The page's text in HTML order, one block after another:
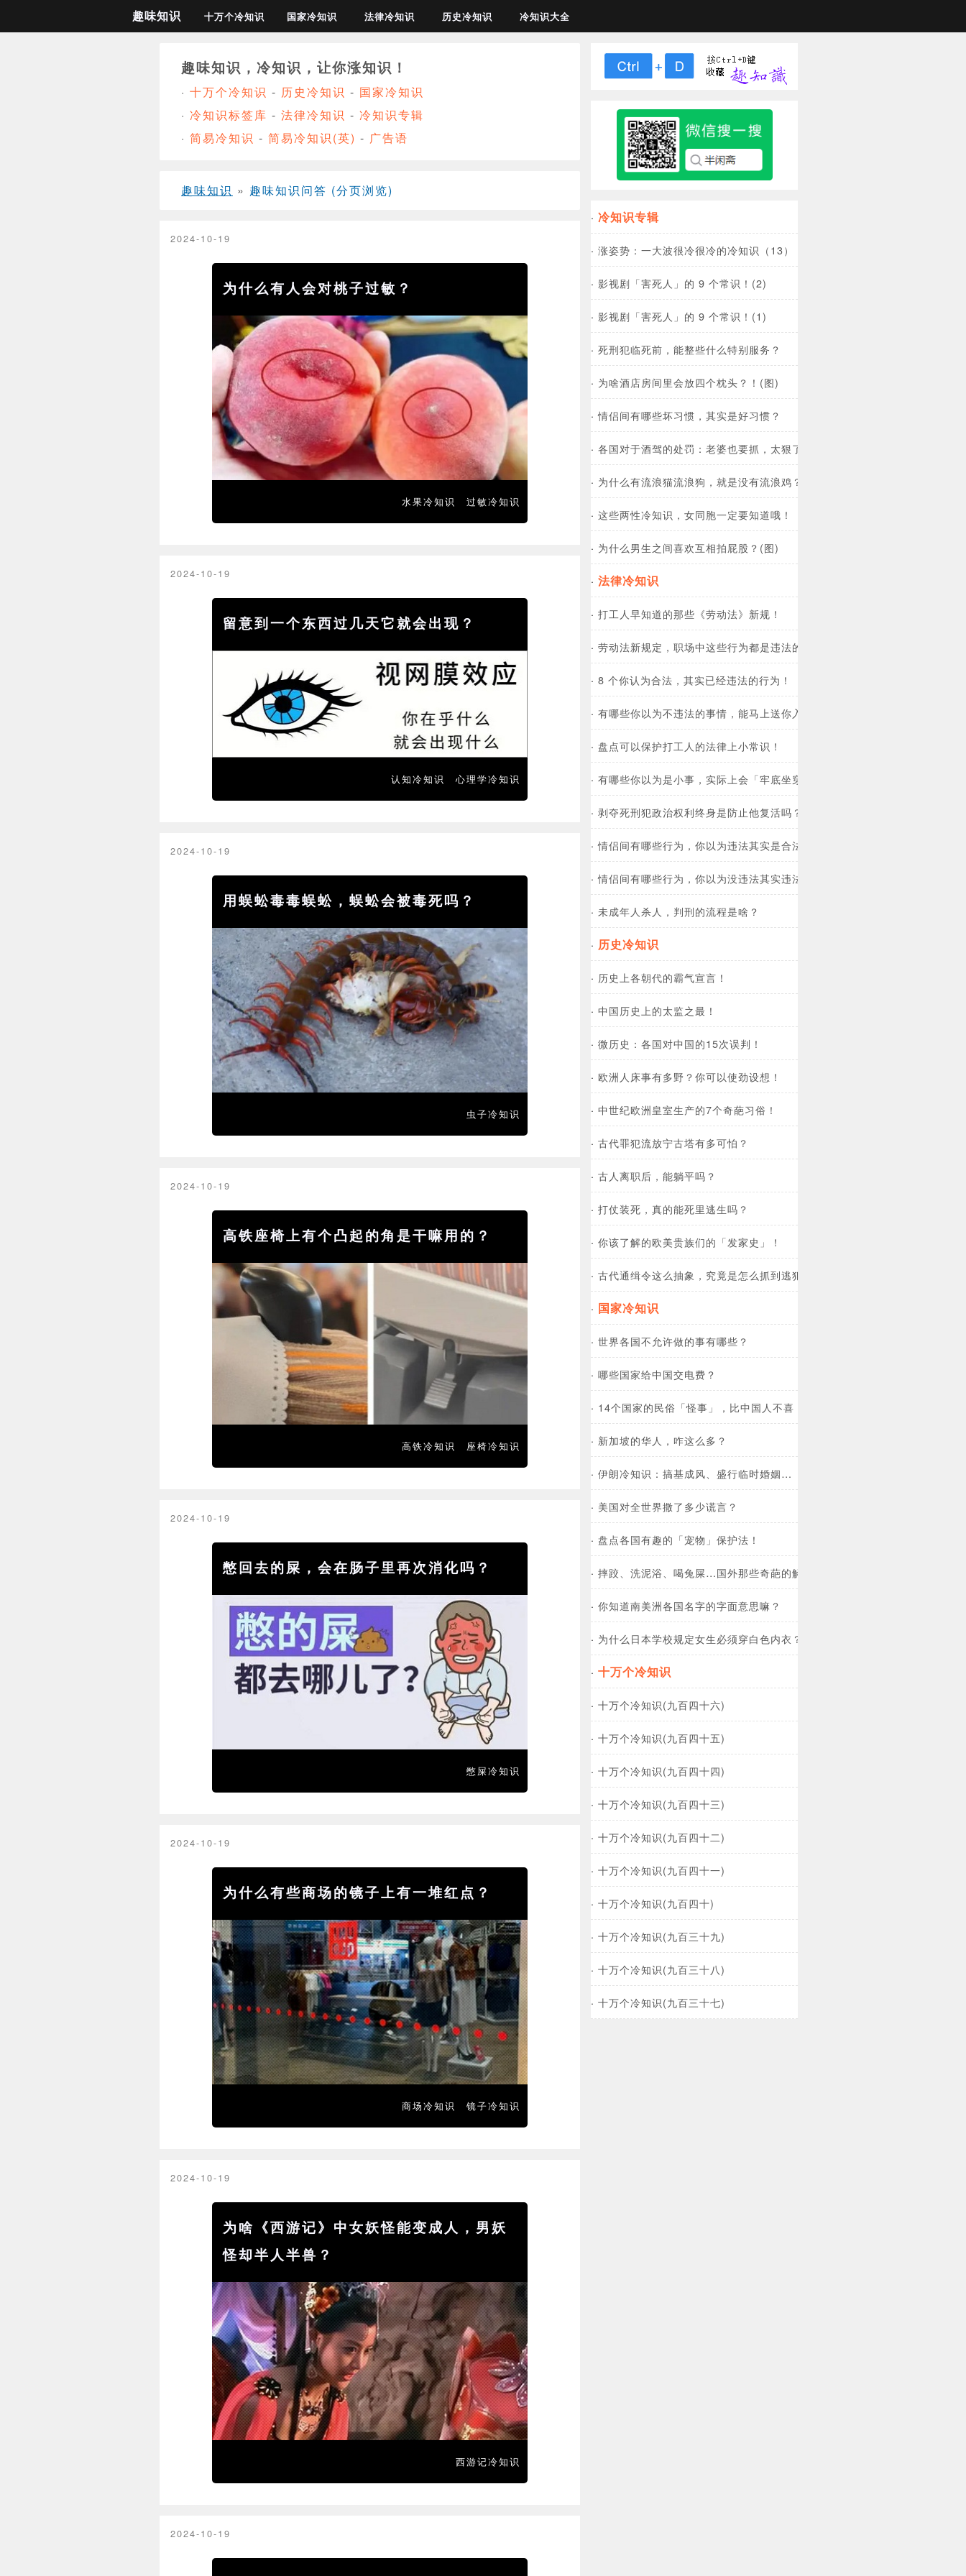
趣味知识 十万个冷知识 国家冷知识 法律冷知识 历史冷知识 冷知识大全
趣味知识，冷知识，让你涨知识！
· 十万个冷知识 - 历史冷知识 - 国家冷知识
· 冷知识标签库 - 法律冷知识 - 冷知识专辑
· 简易冷知识 - 简易冷知识(英) - 广告语
趣味知识 » 趣味知识问答 (分页浏览)
2024-10-19
为什么有人会对桃子过敏？
水果冷知识 过敏冷知识
2024-10-19
留意到一个东西过几天它就会出现？
认知冷知识 心理学冷知识
2024-10-19
用蜈蚣毒毒蜈蚣，蜈蚣会被毒死吗？
虫子冷知识
2024-10-19
高铁座椅上有个凸起的角是干嘛用的？
高铁冷知识 座椅冷知识
2024-10-19
憋回去的屎，会在肠子里再次消化吗？
憋屎冷知识
2024-10-19
为什么有些商场的镜子上有一堆红点？
商场冷知识 镜子冷知识
2024-10-19
为啥《西游记》中女妖怪能变成人，男妖
怪却半人半兽？
西游记冷知识
2024-10-19
· 冷知识专辑
· 涨姿势：一大波很冷很冷的冷知识（13）！
· 影视剧「害死人」的 9 个常识！(2)
· 影视剧「害死人」的 9 个常识！(1)
· 死刑犯临死前，能整些什么特别服务？
· 为啥酒店房间里会放四个枕头？！(图)
·情侣间有哪些坏习惯，其实是好习惯？
· 各国对于酒驾的处罚：老婆也要抓，太狠了！
· 为什么有流浪猫流浪狗，就是没有流浪鸡？
· 这些两性冷知识，女同胞一定要知道哦！
· 为什么男生之间喜欢互相拍屁股？(图)
· 法律冷知识
· 打工人早知道的那些《劳动法》新规！
· 劳动法新规定，职场中这些行为都是违法的！
· 8 个你认为合法，其实已经违法的行为！
· 有哪些你以为不违法的事情，能马上送你入狱？！
· 盘点可以保护打工人的法律上小常识！
· 有哪些你以为是小事，实际上会「牢底坐穿」的行为？(图)
· 剥夺死刑犯政治权利终身是防止他复活吗？
·情侣间有哪些行为，你以为违法其实是合法的？(图)
·情侣间有哪些行为，你以为没违法其实违法了？(图)
· 未成年人杀人，判刑的流程是啥？
· 历史冷知识
· 历史上各朝代的霸气宣言！
· 中国历史上的太监之最！
· 微历史：各国对中国的15次误判！
· 欧洲人床事有多野？你可以使劲设想！
· 中世纪欧洲皇室生产的7个奇葩习俗！
· 古代罪犯流放宁古塔有多可怕？
· 古人离职后，能躺平吗？
· 打仗装死，真的能死里逃生吗？
· 你该了解的欧美贵族们的「发家史」！
· 古代通缉令这么抽象，究竟是怎么抓到逃犯的？
· 国家冷知识
· 世界各国不允许做的事有哪些？
· 哪些国家给中国交电费？
· 14个国家的民俗「怪事」，比中国人不喜「4」更离奇！
· 新加坡的华人，咋这么多？
· 伊朗冷知识：搞基成风、盛行临时婚姻…
· 美国对全世界撒了多少谎言？
· 盘点各国有趣的「宠物」保护法！
· 摔跤、洗泥浴、喝兔屎…国外那些奇葩的解酒秘籍！
· 你知道南美洲各国名字的字面意思嘛？
· 为什么日本学校规定女生必须穿白色内衣？
· 十万个冷知识
· 十万个冷知识(九百四十六)
· 十万个冷知识(九百四十五)
· 十万个冷知识(九百四十四)
· 十万个冷知识(九百四十三)
· 十万个冷知识(九百四十二)
· 十万个冷知识(九百四十一)
· 十万个冷知识(九百四十)
· 十万个冷知识(九百三十九)
· 十万个冷知识(九百三十八)
· 十万个冷知识(九百三十七)